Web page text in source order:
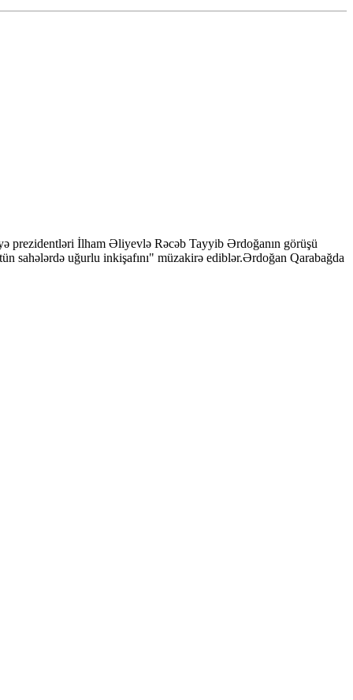
prezidentləri İlham Əliyevlə Rəcəb Tayyib Ərdoğanın görüşü
sahələrdə uğurlu inkişafını" müzakirə ediblər.Ərdoğan Qarabağda